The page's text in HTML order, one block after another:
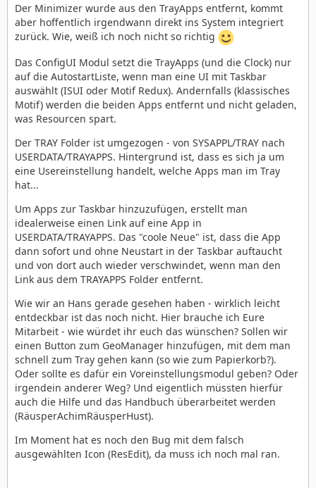
Der Minimizer wurde aus den TrayApps entfernt, kommt
aber hoffentlich irgendwann direkt ins System integriert
zurück. Wie, weiß ich noch nicht so richtig
Das ConfigUI Modul setzt die TrayApps (und die Clock) nur
auf die AutostartListe, wenn man eine UI mit Taskbar
auswählt (ISUI oder Motif Redux). Andernfalls (klassisches
Motif) werden die beiden Apps entfernt und nicht geladen,
was Resourcen spart.
Der TRAY Folder ist umgezogen - von SYSAPPL/TRAY nach
USERDATA/TRAYAPPS. Hintergrund ist, dass es sich ja um
eine Usereinstellung handelt, welche Apps man im Tray
hat...
Um Apps zur Taskbar hinzuzufügen, erstellt man
idealerweise einen Link auf eine App in
USERDATA/TRAYAPPS. Das "coole Neue" ist, dass die App
dann sofort und ohne Neustart in der Taskbar auftaucht
und von dort auch wieder verschwindet, wenn man den
Link aus dem TRAYAPPS Folder entfernt.
Wie wir an Hans gerade gesehen haben - wirklich leicht
entdeckbar ist das noch nicht. Hier brauche ich Eure
Mitarbeit - wie würdet ihr euch das wünschen? Sollen wir
einen Button zum GeoManager hinzufügen, mit dem man
schnell zum Tray gehen kann (so wie zum Papierkorb?).
Oder sollte es dafür ein Voreinstellungsmodul geben? Oder
irgendein anderer Weg? Und eigentlich müssten hierfür
auch die Hilfe und das Handbuch überarbeitet werden
(RäusperAchimRäusperHust).
Im Moment hat es noch den Bug mit dem falsch
ausgewählten Icon (ResEdit), da muss ich noch mal ran.